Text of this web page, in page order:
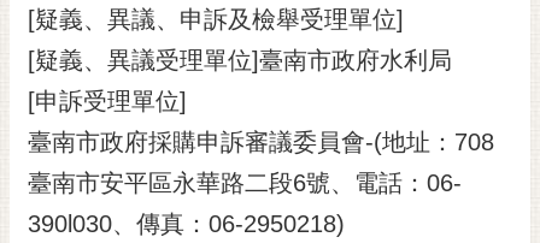
[疑義、異議、申訴及檢舉受理單位]
[疑義、異議受理單位]臺南市政府水利局
[申訴受理單位]
臺南市政府採購申訴審議委員會-(地址：708
臺南市安平區永華路二段6號、電話：06-
390l030、傳真：06-2950218)